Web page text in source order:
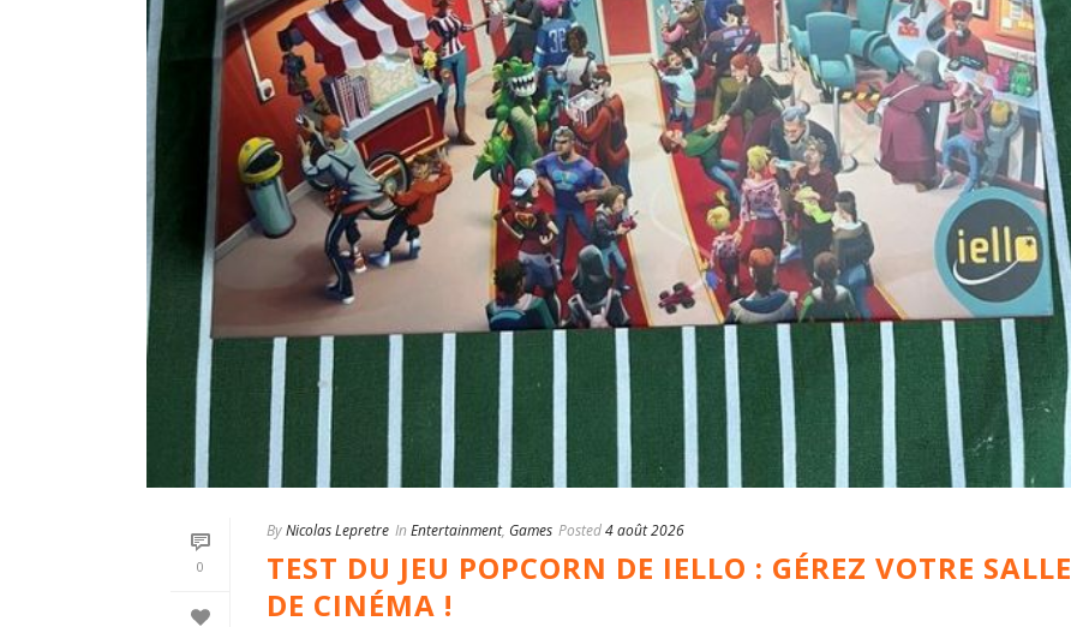
0
ByNicolas Lepretre In Entertainment, Games Posted4 août 2026
TEST DU JEU POPCORN DE IELLO : GÉREZ VOTRE SALLE
DE CINÉMA !